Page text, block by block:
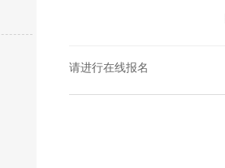
请进行在线报名